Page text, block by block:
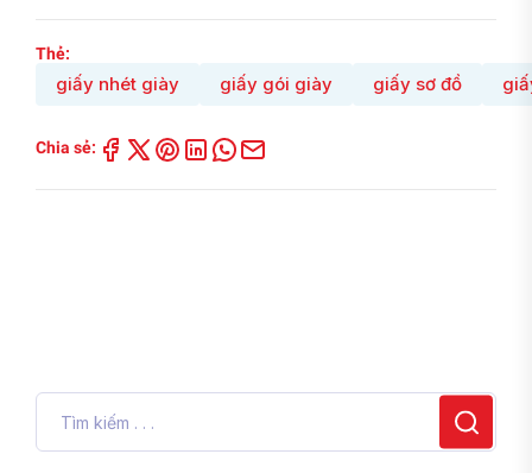
Thẻ:
giấy nhét giày giấy gói giày giấy sơ đồ
Chia sẻ: